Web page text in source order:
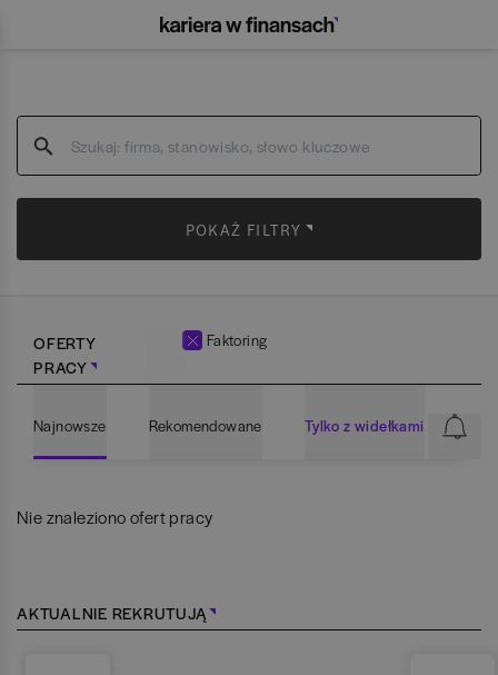
POKAŻ FILTRY
OFERTY
PRACY
Faktoring
Najnowsze Rekomendowane Tylko z widełkami
Nie znaleziono ofert pracy
AKTUALNIE REKRUTUJĄ